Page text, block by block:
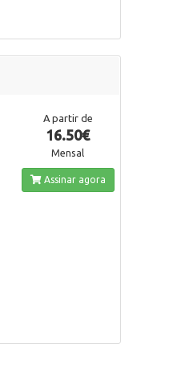
A partir de
16.50€
Mensal
Assinar agora